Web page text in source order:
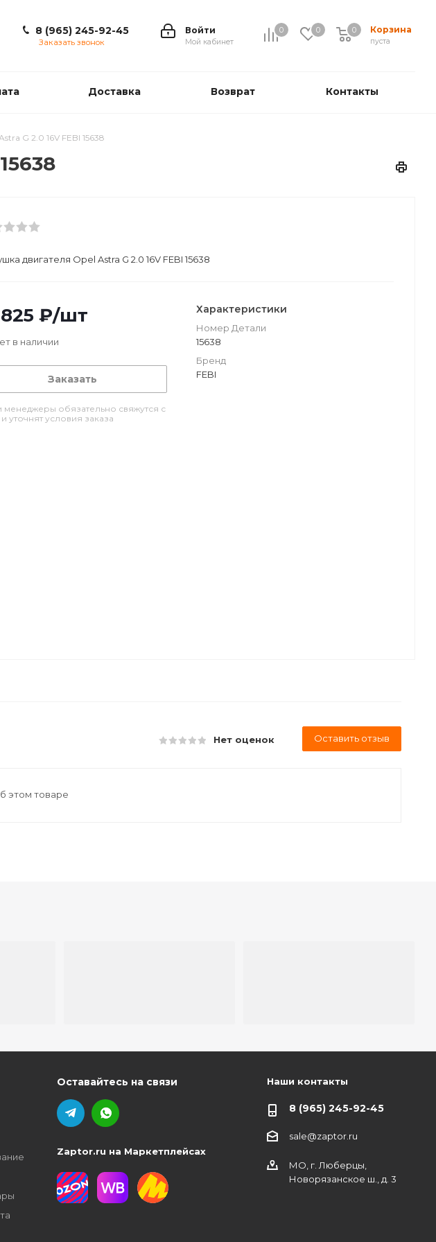
0 0 Корзина
0
пуста
0
Войти
Мой кабинет
8 (965) 245-92-45
Заказать звонок
Доставка Возврат Контакты
G 2.0 16V FEBI 15638
двигателя Opel Astra G 2.0 16V FEBI 15638
₽/шт
в наличии
Заказать
менеджеры обязательно свяжутся с
уточнят условия заказа
Характеристики
Номер Детали
15638
Бренд
FEBI
Нет оценок Оставить отзыв
этом товаре
Оставайтесь на связи
Zaptor.ru на Маркетплейсах
Наши контакты
8 (965) 245-92-45
sale@zaptor.ru
МО, г. Люберцы,
Новорязанское ш., д. 3